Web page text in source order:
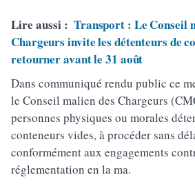
Lire aussi : Transport : Le Conseil
Chargeurs invite les détenteurs de
retourner avant le 31 août
Dans communiqué rendu public ce
le Conseil malien des Chargeurs
personnes physiques ou morales
conteneurs vides, à procéder sans
conformément aux engagements
réglementation en la ma.